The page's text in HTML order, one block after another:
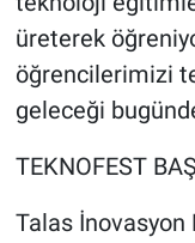
üreterek
öğrencilerimizi
geleceği
TEKNOFEST
Talas İnovasyon